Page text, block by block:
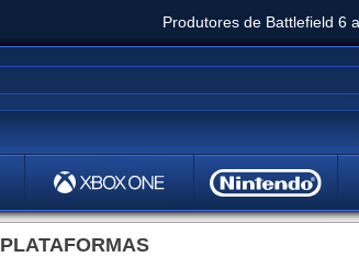
Produtores de Battlefield 6
Clair Obscur: Expedition 33 já
PLATAFORMAS